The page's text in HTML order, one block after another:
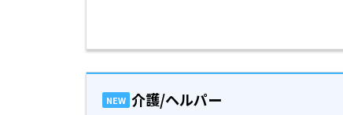
NEW 介護/ヘルパー